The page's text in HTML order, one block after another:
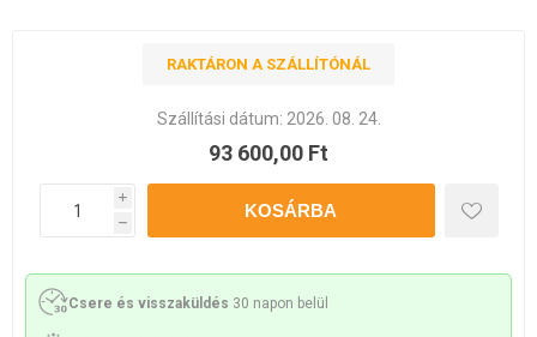
RAKTÁRON A SZÁLLÍTÓNÁL
Szállítási dátum: 2026. 08. 24.
93 600,00 Ft
i
h
Csere és visszaküldés 30 napon belül